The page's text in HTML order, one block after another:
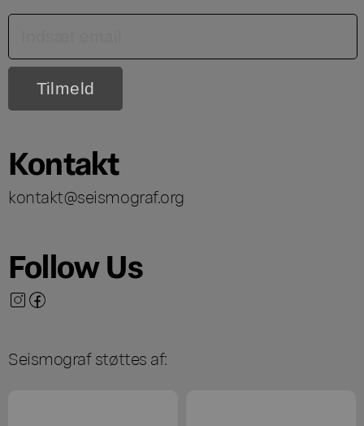
Kontakt
kontakt@seismograf.org
Follow Us
Seismograf støttes af: